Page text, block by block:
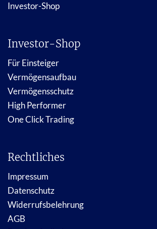
Investor-Shop
Investor-Shop
Für Einsteiger
Vermögensaufbau
Vermögensschutz
High Performer
One Click Trading
Rechtliches
Impressum
Datenschutz
Widerrufsbelehrung
AGB